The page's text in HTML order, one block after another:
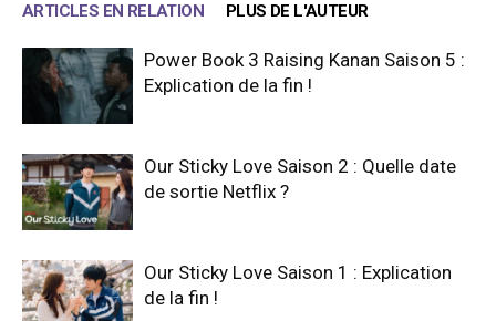
ARTICLES EN RELATION PLUS DE L'AUTEUR
Power Book 3 Raising Kanan Saison 5 :
Explication de la fin !
Our Sticky Love Saison 2 : Quelle date
de sortie Netflix ?
Our Sticky Love Saison 1 : Explication
de la fin !